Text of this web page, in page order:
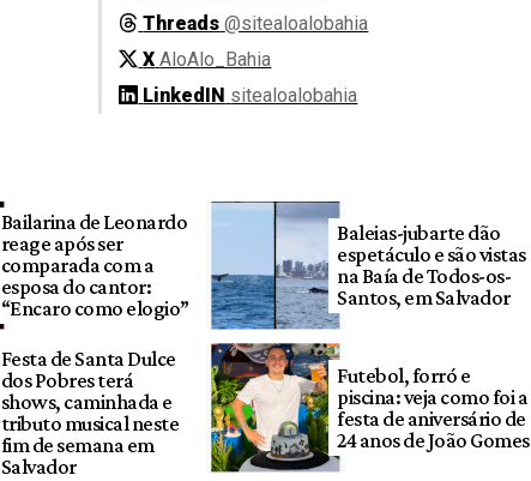
Threads @sitealoalobahia
X AloAlo_Bahia
LinkedIN sitealoalobahia
Bailarina de Leonardo
reage após ser
comparada com a
esposa do cantor:
“Encaro como elogio”
Baleias-jubarte dão
espetáculo e são vistas
na Baía de Todos-os-
Santos, em Salvador
Festa de Santa Dulce
dos Pobres terá
shows, caminhada e
tributo musical neste
fim de semana em
Salvador
Futebol, forró e
piscina: veja como foi a
festa de aniversário de
24 anos de João Gomes